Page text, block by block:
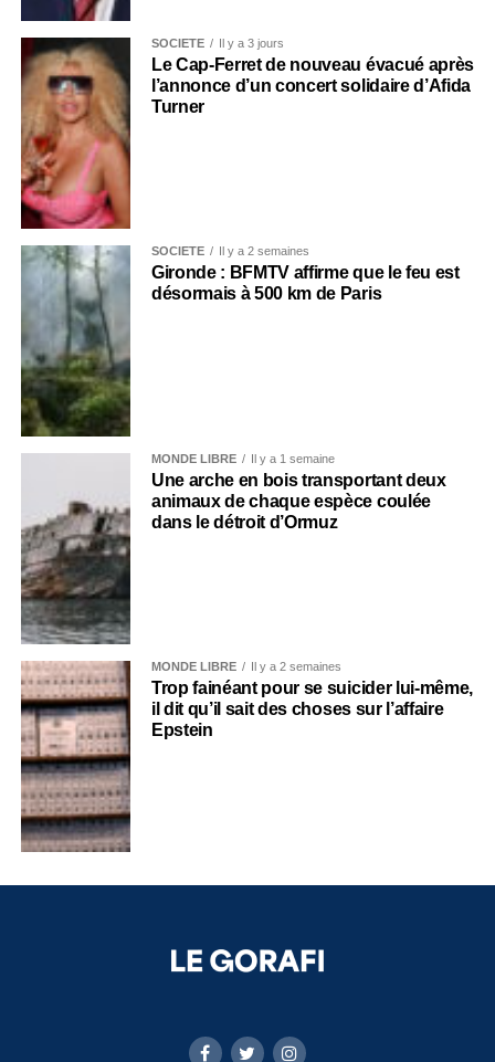
SOCIÉTÉ Il y a 3 jours
Le Cap-Ferret de nouveau évacué après
l’annonce d’un concert solidaire d’Afida
Turner
SOCIÉTÉ Il y a 2 semaines
Gironde : BFMTV affirme que le feu est
désormais à 500 km de Paris
MONDE LIBRE Il y a 1 semaine
Une arche en bois transportant deux
animaux de chaque espèce coulée
dans le détroit d’Ormuz
MONDE LIBRE Il y a 2 semaines
Trop fainéant pour se suicider lui-même,
il dit qu’il sait des choses sur l’affaire
Epstein